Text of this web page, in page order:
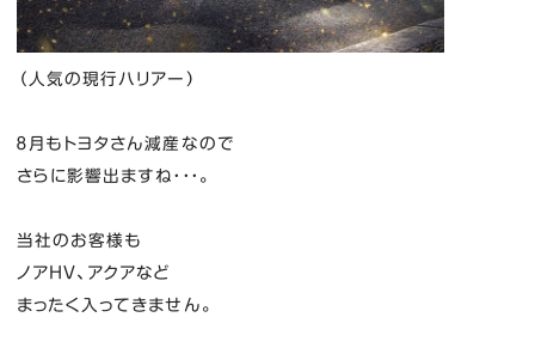
（人気の現行ハリアー）
８月もトヨタさん減産なので
さらに影響出ますね・・・。
当社のお客様も
ノアHV、アクアなど
まったく入ってきません。